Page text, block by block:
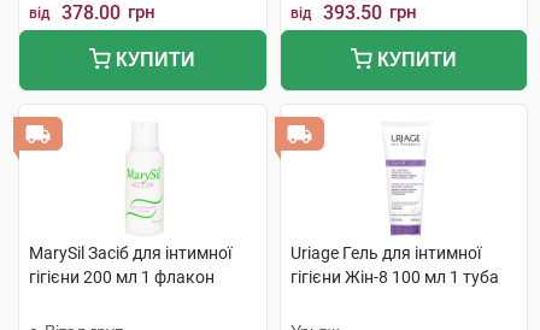
від 378.00 грн
КУПИТИ
від 393.50 грн
КУПИТИ
MarySil Засіб для інтимної
гігієни 200 мл 1 флакон
Uriage Гель для інтимної
гігієни Жін-8 100 мл 1 туба